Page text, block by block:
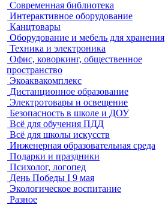
Современная библиотека
Интерактивное оборудование
Канцтовары
Оборудование и мебель для хранения
Техника и электроника
Офис, коворкинг, общественное
пространство
Экоаквакомплекс
Дистанционное образование
Электротовары и освещение
Безопасность в школе и ДОУ
Всё для обучения ПДД
Всё для школы искусств
Инженерная образовательная среда
Подарки и праздники
Психолог, логопед
День Победы I 9 мая
Экологическое воспитание
Разное